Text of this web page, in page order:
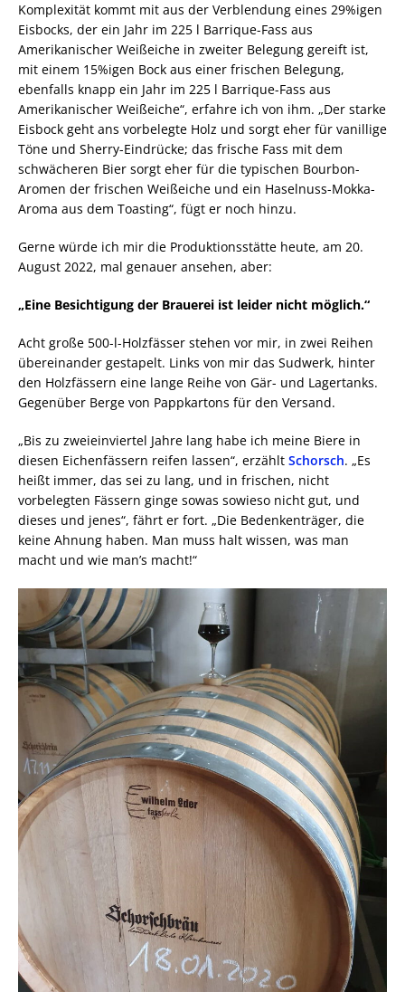
Komplexität kommt mit aus der Verblendung eines 29%igen
Eisbocks, der ein Jahr im 225 l Barrique-Fass aus
Amerikanischer Weißeiche in zweiter Belegung gereift ist,
mit einem 15%igen Bock aus einer frischen Belegung,
ebenfalls knapp ein Jahr im 225 l Barrique-Fass aus
Amerikanischer Weißeiche“, erfahre ich von ihm. „Der starke
Eisbock geht ans vorbelegte Holz und sorgt eher für vanillige
Töne und Sherry-Eindrücke; das frische Fass mit dem
schwächeren Bier sorgt eher für die typischen Bourbon-
Aromen der frischen Weißeiche und ein Haselnuss-Mokka-
Aroma aus dem Toasting“, fügt er noch hinzu.
Gerne würde ich mir die Produktionsstätte heute, am 20.
August 2022, mal genauer ansehen, aber:
„Eine Besichtigung der Brauerei ist leider nicht möglich.“
Acht große 500-l-Holzfässer stehen vor mir, in zwei Reihen
übereinander gestapelt. Links von mir das Sudwerk, hinter
den Holzfässern eine lange Reihe von Gär- und Lagertanks.
Gegenüber Berge von Pappkartons für den Versand.
„Bis zu zweieinviertel Jahre lang habe ich meine Biere in
diesen Eichenfässern reifen lassen“, erzählt Schorsch. „Es
heißt immer, das sei zu lang, und in frischen, nicht
vorbelegten Fässern ginge sowas sowieso nicht gut, und
dieses und jenes“, fährt er fort. „Die Bedenkenträger, die
keine Ahnung haben. Man muss halt wissen, was man
macht und wie man’s macht!“